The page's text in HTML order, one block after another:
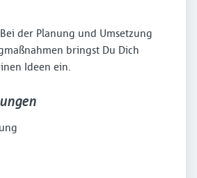
Bei der Planung und Umsetzung
bringst Du Dich
Ideen ein.